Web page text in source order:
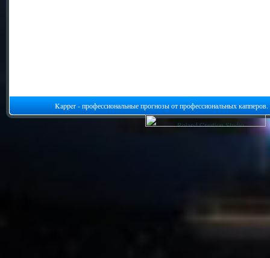
Kapper - профессиональные прогнозы от профессиональных